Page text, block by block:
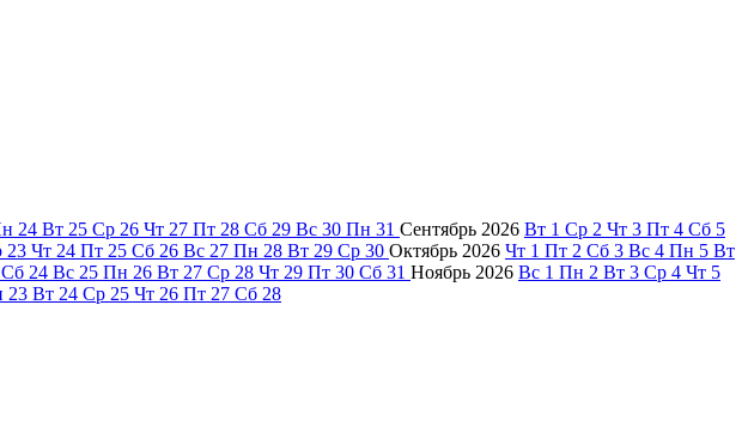
24 Вт 25 Ср 26 Чт 27 Пт 28 Сб 29 Вс 30 Пн 31 Сентябрь 2026 Вт 1 Ср 2 Чт 3 Пт 4 Сб 5
23 Чт 24 Пт 25 Сб 26 Вс 27 Пн 28 Вт 29 Ср 30 Октябрь 2026 Чт 1 Пт 2 Сб 3 Вс 4 Пн 5 Вт
Сб 24 Вс 25 Пн 26 Вт 27 Ср 28 Чт 29 Пт 30 Сб 31 Ноябрь 2026 Вс 1 Пн 2 Вт 3 Ср 4 Чт 5
23 Вт 24 Ср 25 Чт 26 Пт 27 Сб 28